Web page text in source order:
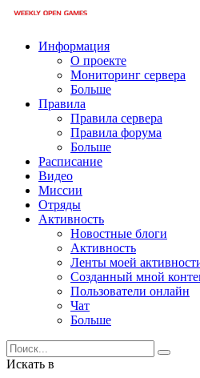
Информация
О проекте
Мониторинг сервера
Больше
Правила
Правила сервера
Правила форума
Больше
Расписание
Видео
Миссии
Отряды
Активность
Новостные блоги
Активность
Ленты моей
Созданный мной
Пользователи онлайн
Чат
Больше
Искать в